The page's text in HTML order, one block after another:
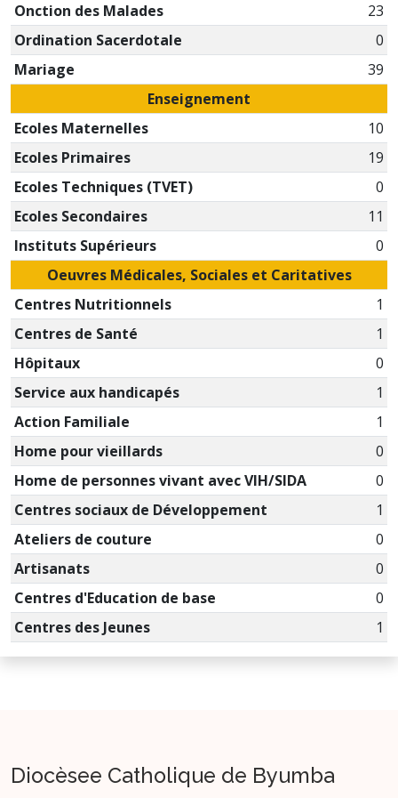
Onction des Malades
23
Ordination Sacerdotale
0
Mariage
39
Enseignement
Ecoles Maternelles
10
Ecoles Primaires
19
Ecoles Techniques (TVET)
0
Ecoles Secondaires
11
Instituts Supérieurs
0
Oeuvres Médicales, Sociales et Caritatives
Centres Nutritionnels
1
Centres de Santé
1
Hôpitaux
0
Service aux handicapés
1
Action Familiale
1
Home pour vieillards
0
Home de personnes vivant avec VIH/SIDA
0
Centres sociaux de Développement
1
Ateliers de couture
0
Artisanats
0
Centres d'Education de base
0
Centres des Jeunes
1
Diocèsee Catholique de Byumba